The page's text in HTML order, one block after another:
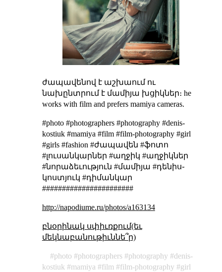
ժապավենով է աշխաում ու
նախընտրում է մամիյա խցիկներ։ he
works with film and prefers mamiya cameras.
#photo #photographers #photography #denis-
kostiuk #mamiya #film #film-photography #girl
#girls #fashion #ժապավեն #ֆոտո
#լուսանկարներ #աղջիկ #աղջիկներ
#նորաձեւություն #մամիյա #դենիս֊
կոստյուկ #դիմանկար
#######################
http://napodiume.ru/photos/a163134
բնօրինակ սփիւռքում(եւ
մեկնաբանութիւննե՞ր)
photo photographers photography
denis-
kostiuk
mamiya film film-photography girl